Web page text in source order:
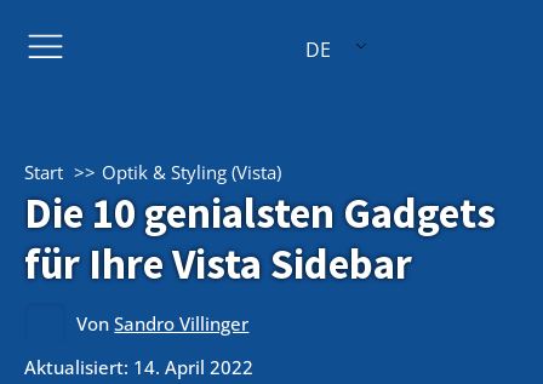
DE
Start Optik & Styling (Vista)
Die 10 genialsten Gadgets
für Ihre Vista Sidebar
VonSandro Villinger
Aktualisiert: 14. April 2022